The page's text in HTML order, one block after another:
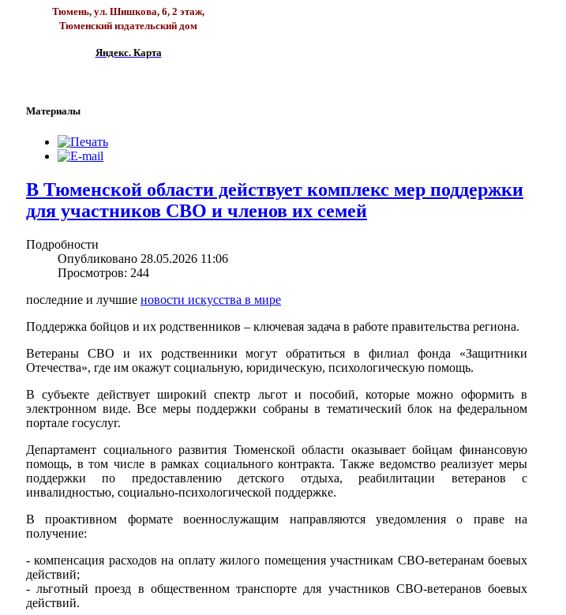
Тюмень, ул. Шишкова, 6, 2 этаж,
Тюменский издательский дом
Яндекс. Карта
Материалы
В Тюменской области действует комплекс мер поддержки
для участников СВО и членов их семей
Подробности
Опубликовано 28.05.2026 11:06
Просмотров: 244
последние и лучшие новости искусства в мире
Поддержка бойцов и их родственников – ключевая задача в работе правительства региона.
Ветераны СВО и их родственники могут обратиться в филиал фонда «Защитники
Отечества», где им окажут социальную, юридическую, психологическую помощь.
В субъекте действует широкий спектр льгот и пособий, которые можно оформить в
электронном виде. Все меры поддержки собраны в тематический блок на федеральном
портале госуслуг.
Департамент социального развития Тюменской области оказывает бойцам финансовую
помощь, в том числе в рамках социального контракта. Также ведомство реализует меры
поддержки по предоставлению детского отдыха, реабилитации ветеранов с
инвалидностью, социально-психологической поддержке.
В проактивном формате военнослужащим направляются уведомления о праве на
получение:
- компенсация расходов на оплату жилого помещения участникам СВО-ветеранам боевых
действий;
- льготный проезд в общественном транспорте для участников СВО-ветеранов боевых
действий.